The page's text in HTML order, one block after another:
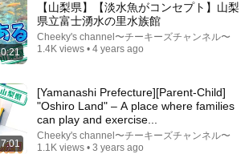
Are Quietly Replacing Road Bikes
Noticed)
【山梨県】【淡水魚がコンセプト】山梨
県立富士湧水の里水族館
Cheeky's channel〜チーキーズチャンネル〜
1.4K views • 4 years ago
7:01
[Yamanashi Prefecture][Parent-Child]
"Oshiro Land" – A place where families
can play and exercise...
Cheeky's channel〜チーキーズチャンネル〜
1.1K views • 3 years ago